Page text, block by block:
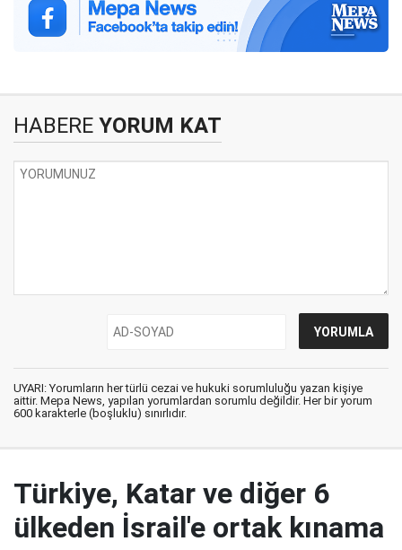
HABERE YORUM KAT
UYARI: Yorumların her türlü cezai ve hukuki sorumluluğu yazan kişiye
aittir. Mepa News, yapılan yorumlardan sorumlu değildir. Her bir yorum
600 karakterle (boşluklu) sınırlıdır.
Türkiye, Katar ve diğer 6
ülkeden İsrail'e ortak kınama